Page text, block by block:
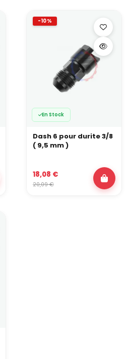
-10%
En Stock
Dash 6 pour durite 3/8
( 9,5 mm )
18,08 €
20,09 €